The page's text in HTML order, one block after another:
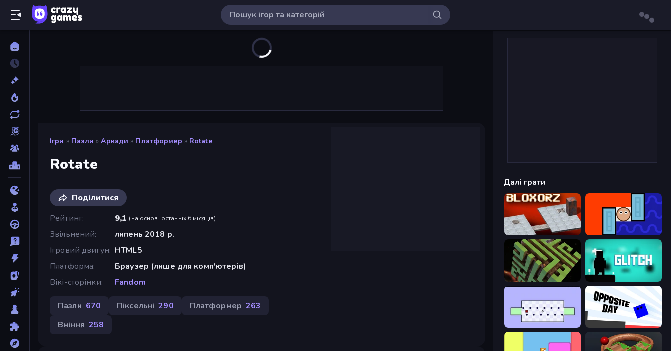
Ігри » Пазли » Аркади » Платформер » Rotate
Rotate
Поділитися
Рейтинг
9,1 (на основі останніх 6 місяців)
Звільнений
липень 2018 р.
Ігровий двигун HTML5
Платформа
Браузер (лише для комп'ютерів)
Вікі-сторінки
Fandom
Пазли 670 Піксельні 290 Платформер 263
Вміння 258
Далі грати
Bloxorz Lava and Aqua
Maze Planet 3D
Opposite Day